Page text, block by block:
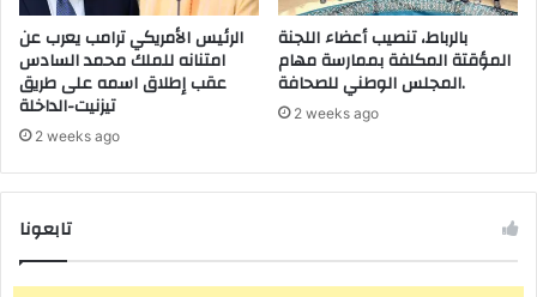
س
ا
د
ج
و
ل
ج
ر
ه
الرئيس الأمريكي ترامب يعرب عن
امتنانه للملك محمد السادس
عقب إطلاق اسمه على طريق
تيزنيت-الداخلة
2 weeks ago
بالرباط، تنصيب أعضاء اللجنة
المؤقتة المكلفة بممارسة مهام
المجلس الوطني للصحافة.
2 weeks ago
تابعونا